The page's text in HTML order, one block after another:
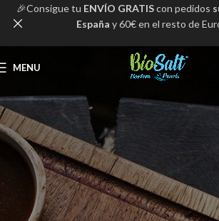
MENU
🎉Consigue tu ENVÍO GRATIScon pedidos
España y 60€ en el resto de